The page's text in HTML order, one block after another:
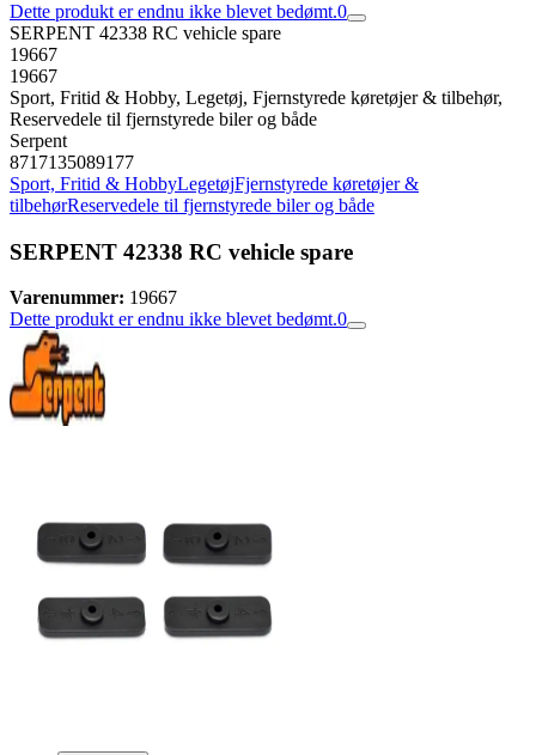
Dette produkt er endnu ikke blevet bedømt.0
SERPENT 42338 RC vehicle spare
19667
19667
Sport, Fritid & Hobby, Legetøj, Fjernstyrede køretøjer & tilbehør,
Reservedele til fjernstyrede biler og både
Serpent
8717135089177
Sport, Fritid & HobbyLegetøjFjernstyrede køretøjer &
tilbehørReservedele til fjernstyrede biler og både
SERPENT 42338 RC vehicle spare
Varenummer: 19667
Dette produkt er endnu ikke blevet bedømt.0